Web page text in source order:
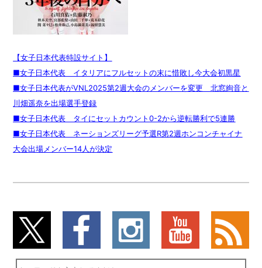
【女子日本代表特設サイト】
■女子日本代表 イタリアにフルセットの末に惜敗し今大会初黒星
■女子日本代表がVNL2025第2週大会のメンバーを変更 北窓絢音と
川畑遥奈を出場選手登録
■女子日本代表 タイにセットカウント0-2から逆転勝利で5連勝
■女子日本代表 ネーションズリーグ予選R第2週ホンコンチャイナ
大会出場メンバー14人が決定